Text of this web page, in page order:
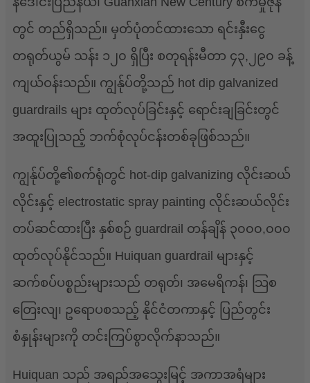
တွင် တည်ရှိသည်။ မှတ်ပုံတင်ထားသော ရင်းနှီးငွေ
တရုတ်ယွမ် သန်း ၁၂၀ ရှိပြီး စတုရန်းမီတာ ၄၃,၂၉၀ ခန့်
ကျယ်ဝန်းသည်။ ကျွန်ုပ်တို့သည် hot dip galvanized
guardrails များ ထုတ်လုပ်ခြင်းနှင့် ရောင်းချခြင်းတွင်
အထူးပြုသည့် ဘက်စုံလုပ်ငန်းတစ်ခုဖြစ်သည်။
ကျွန်ုပ်တို့၏စက်ရုံတွင် hot-dip galvanizing လိုင်းဆယ်
လိုင်းနှင့် electrostatic spray painting လိုင်းဆယ်လိုင်း
တပ်ဆင်ထားပြီး နှစ်စဉ် guardrail တန်ချိန် ၃၀၀၀,၀၀၀
ထုတ်လုပ်နိုင်သည်။ Huiquan guardrail များနှင့်
ဆက်စပ်ပစ္စည်းများသည် တရုတ်၊ အမေရိကန်၊ သြစ
တြေးလျ၊ ဥရောပစသည့် နိုင်ငံတကာနှင့် ပြည်တွင်း
စံနှုန်းများကို တင်းကြပ်စွာလိုက်နာသည်။
Huiquan သည် အရည်အသွေးမြင့် အကာအရံများ